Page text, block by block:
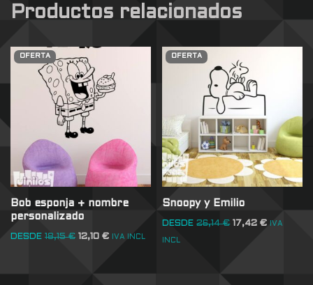
Productos relacionados
OFERTA
Bob esponja + nombre
personalizado
DESDE 18,15€ 12,10 € IVA INCL
OFERTA
Snoopy y Emilio
DESDE 26,14€ 17,42€ IVA
INCL